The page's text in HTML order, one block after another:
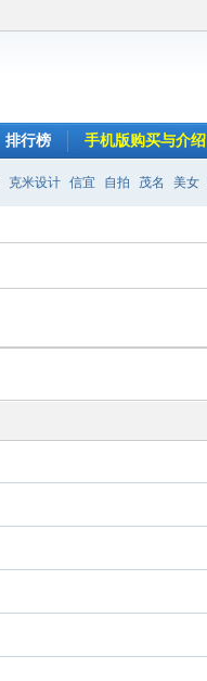
排行榜 手机版购买与介绍
克米设计 信宜 自拍 茂名 美女